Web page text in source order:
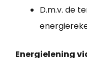
D.m.v. de
Energielening